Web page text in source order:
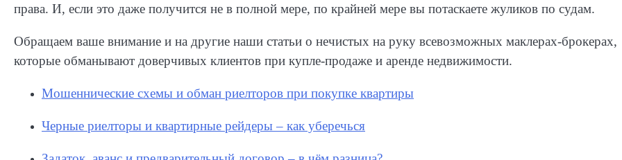
права. И, если это даже получится не в полной мере, по крайней мере вы потаскаете жуликов по судам.
Обращаем ваше внимание и на другие наши статьи о нечистых на руку всевозможных маклерах-брокерах,
которые обманывают доверчивых клиентов при купле-продаже и аренде недвижимости.
Мошеннические схемы и обман риелторов при покупке квартиры
Черные риелторы и квартирные рейдеры – как уберечься